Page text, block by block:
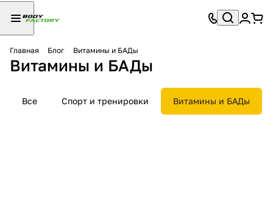
Главная Блог Витамины и БАДы
Витамины и БАДы
Все Спорт и тренировки Витамины и БАДы